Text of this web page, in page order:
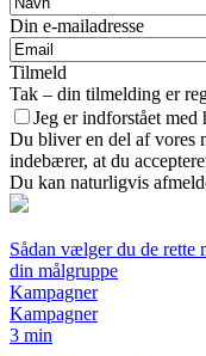
Din e-mailadresse
Tilmeld
Tak – din tilmelding er
Jeg er indforstået
Du bliver en del af vores
indebærer, at du
Du kan naturligvis
Sådan vælger du de rette
din målgruppe
Kampagner
Kampagner
3 min